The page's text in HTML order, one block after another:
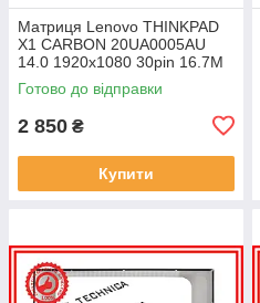
Матриця Lenovo THINKPAD
X1 CARBON 20UA0005AU
14.0 1920x1080 30pin 16.7M
45% NTSC 300 cd/m² для
ноутбука
Готово до відправки
2 850 ₴
Купити